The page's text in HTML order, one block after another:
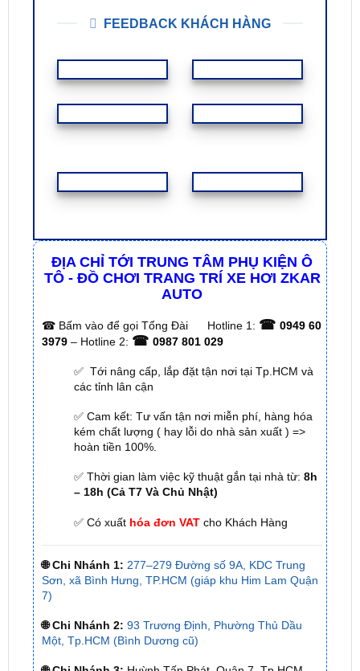
FEEDBACK KHÁCH HÀNG
ĐỊA CHỈ TỚI TRUNG TÂM PHỤ KIỆN Ô
TÔ - ĐỒ CHƠI TRANG TRÍ XE HƠI ZKAR
Bấm vào để gọi Tổng Đài
✅ Tới nâng cấp, lắp đặt tận nơi tại Tp.HCM và
các tỉnh lân cận
✅ Cam kết: Tư vấn tận nơi miễn phí, hàng hóa
kém chất lượng ( hay lỗi do nhà sản xuất ) =>
✅ Có xuấthóa đơn VATcho Khách Hàng
🌐 Chi Nhánh 1: 277–279 Đường số 9A, KDC Trung
Sơn, xã Bình Hưng, TP.HCM (giáp khu Him Lam Quận